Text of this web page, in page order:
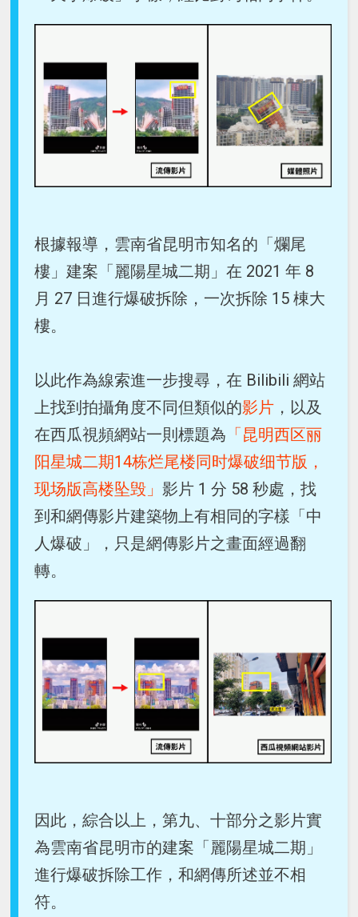
根據報導，雲南省昆明市知名的「爛尾
樓」建案「麗陽星城二期」在 2021 年 8
月 27 日進行爆破拆除，一次拆除 15 棟大
樓。
以此作為線索進一步搜尋，在 Bilibili 網站
上找到拍攝角度不同但類似的影片 ，以及
在西瓜視頻網站一則標題為 「昆明西区丽
阳星城二期14栋烂尾楼同时爆破细节版，
现场版高楼坠毁」影片 1 分 58 秒處，找
到和網傳影片建築物上有相同的字樣「中
人爆破」，只是網傳影片之畫面經過翻
轉。
因此，綜合以上，第九、十部分之影片實
為雲南省昆明市的建案「麗陽星城二期」
進行爆破拆除工作，和網傳所述並不相
符。